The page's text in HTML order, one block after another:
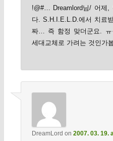
!@#… Dreamlord님/ 어제,
다. S.H.I.E.L.D.에서 치료
짜… 즉 함정 맞더군요. ㅠ
세대교체로 가려는 것인가
DreamLord on 2007. 03. 19.